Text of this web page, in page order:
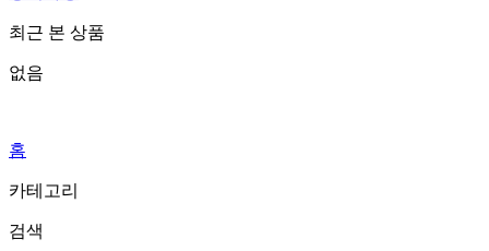
최근 본 상품
없음
홈
카테고리
검색